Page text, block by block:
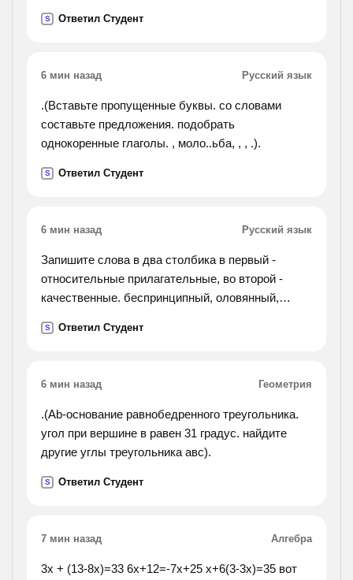
S Ответил Студент
6 мин назад Русский язык
.(Вставьте пропущенные буквы. со словами
составьте предложения. подобрать
однокоренные глаголы. , моло..ьба, , , .).
S Ответил Студент
6 мин назад Русский язык
Запишите слова в два столбика в первый -
относительные прилагательные, во второй -
качественные. беспринципный, оловянный,
непримиримый, ночной, неуклюжий,
синий.
S Ответил Студент
6 мин назад Геометрия
.(Ab-основание равнобедренного треугольника.
угол при вершине в равен 31 градус. найдите
другие углы треугольника авс).
S Ответил Студент
7 мин назад Алгебра
3x + (13-8x)=33 6x+12=-7x+25 x+6(3-3x)=35 вот